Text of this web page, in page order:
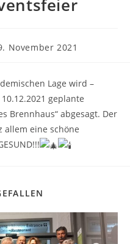
November 2021
Lage wird –
geplante
Brennhaus“ abgesagt. Der
allem eine schöne